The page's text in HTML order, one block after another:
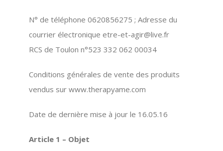
N° de téléphone 0620856275 ; Adresse du
courrier électronique etre-et-agir@live.fr
RCS de Toulon n°523 332 062 00034
Conditions générales de vente des produits
vendus sur www.therapyame.com
Date de dernière mise à jour le 16.05.16
Article 1 – Objet